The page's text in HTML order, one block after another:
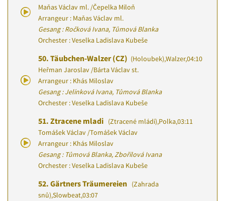
Maňas Václav ml. /Čepelka Miloň
Arrangeur : Maňas Václav ml.
Gesang : Ročková Ivana, Tůmová Blanka
Orchester : Veselka Ladislava Kubeše
50. Täubchen-Walzer (CZ) (Holoubek),Walzer,04:10
Heřman Jaroslav /Bárta Václav st.
Arrangeur : Khás Miloslav
Gesang : Jelínková Ivana, Tůmová Blanka
Orchester : Veselka Ladislava Kubeše
51. Ztracene mladi (Ztracené mládí),Polka,03:11
Tomášek Václav /Tomášek Václav
Arrangeur : Khás Miloslav
Gesang : Tůmová Blanka, Zbořilová Ivana
Orchester : Veselka Ladislava Kubeše
52. Gärtners Träumereien (Zahrada
snů),Slowbeat,03:07